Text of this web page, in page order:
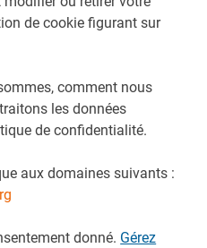
de cookie figurant sur
comment nous
les données
de confidentialité.
aux domaines suivants :
donné. Gérez